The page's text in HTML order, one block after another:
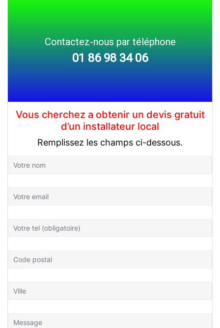
Contactez-nous par téléphone
01 86 98 34 06
Vous cherchez a obtenir un devis gratuit
d’un installateur local
Remplissez les champs ci-dessous.